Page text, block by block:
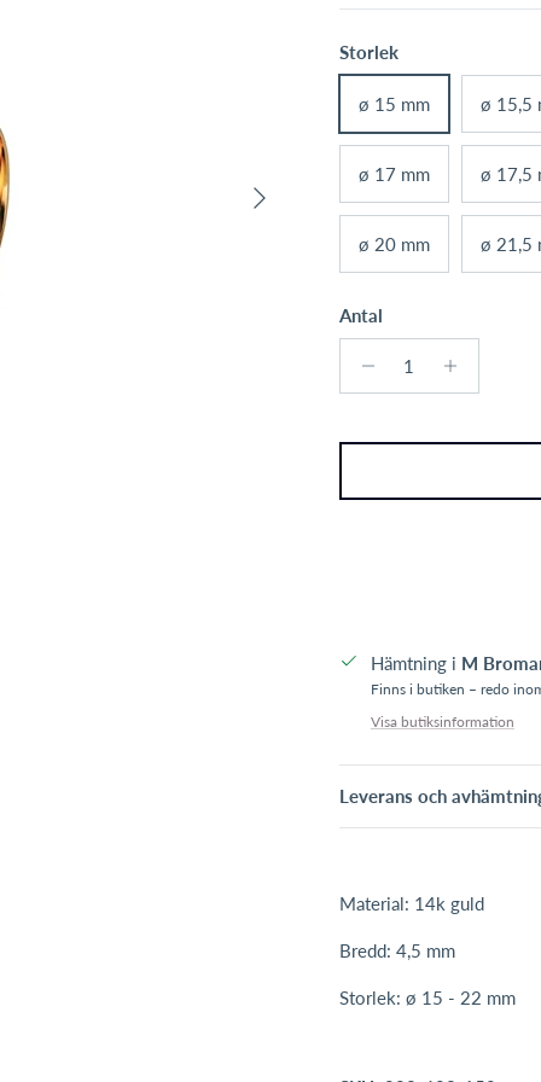
Nästa
Storlek
ø 15 mm ø 15,5
ø 17 mm ø 17,5
ø 20 mm ø 21,5
Antal
Hämtning i M
Finns i butiken – redo
Visa butiksinformation
Leverans och
Material: 14k guld
Bredd: 4,5 mm
Storlek: ø 15 - 22 mm